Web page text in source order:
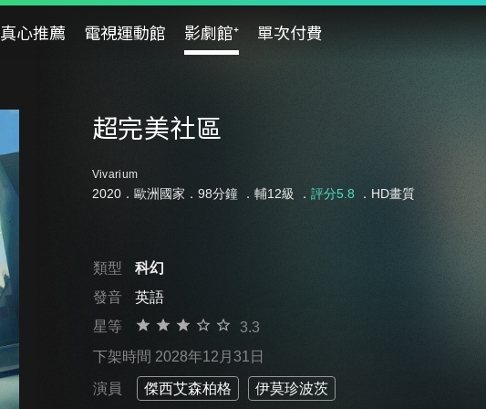
真心推薦 電視運動館 影劇館⁺ 單次付費
超完美社區
Vivarium
2020．歐洲國家．98分鐘 ． 輔12級 ． 評分5.8 ．HD畫質
類型
科幻
發音
英語
星等
3.3
下架時間 2028年12月31日
演員 傑西艾森柏格 伊莫珍波茨